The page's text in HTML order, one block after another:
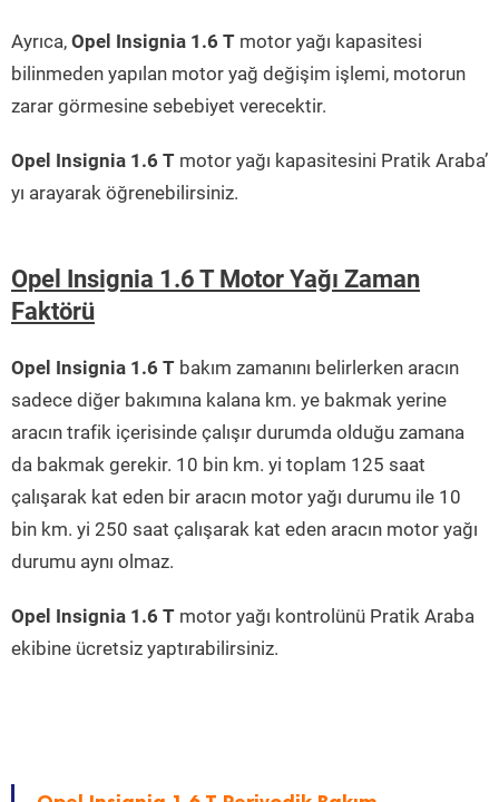
Ayrıca, Opel Insignia 1.6 T motor yağı kapasitesi
bilinmeden yapılan motor yağ değişim işlemi, motorun
zarar görmesine sebebiyet verecektir.
Opel Insignia 1.6 T motor yağı kapasitesini Pratik Araba’
yı arayarak öğrenebilirsiniz.
Opel Insignia 1.6 T Motor Yağı Zaman
Faktörü
Opel Insignia 1.6 T bakım zamanını belirlerken aracın
sadece diğer bakımına kalana km. ye bakmak yerine
aracın trafik içerisinde çalışır durumda olduğu zamana
da bakmak gerekir. 10 bin km. yi toplam 125 saat
çalışarak kat eden bir aracın motor yağı durumu ile 10
bin km. yi 250 saat çalışarak kat eden aracın motor yağı
durumu aynı olmaz.
Opel Insignia 1.6 T motor yağı kontrolünü Pratik Araba
ekibine ücretsiz yaptırabilirsiniz.